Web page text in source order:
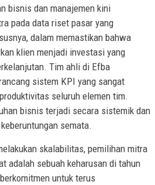
bisnis dan manajemen kini
pada data riset pasar yang
dalam memastikan bahwa
klien menjadi investasi yang
Tim ahli di Efba
sistem KPI yang sangat
seluruh elemen tim.
bisnis terjadi secara sistemik dan
semata.
skalabilitas, pemilihan mitra
adalah sebuah keharusan di tahun
berkomitmen untuk terus